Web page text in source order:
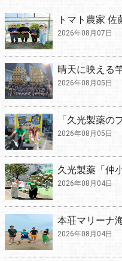
トマト農家 佐
2026年08月07日
晴天に映える
2026年08月05日
「久光製薬の
2026年08月05日
久光製薬「仲
2026年08月04日
本荘マリーナ
2026年08月04日